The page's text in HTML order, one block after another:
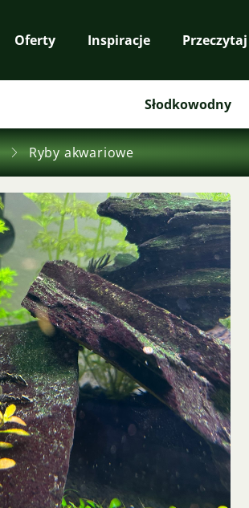
Oferty Inspiracje Przeczytaj
Słodkowodny
Ryby akwariowe